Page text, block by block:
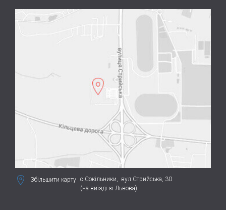
Збільшити карту с.Сокільники, вул.Стрийська, 30
(на виїзді зі Львова)